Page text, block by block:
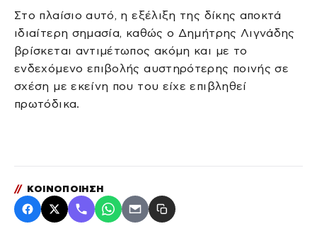
Στο πλαίσιο αυτό, η εξέλιξη της δίκης αποκτά
ιδιαίτερη σημασία, καθώς ο Δημήτρης Λιγνάδης
βρίσκεται αντιμέτωπος ακόμη και με το
ενδεχόμενο επιβολής αυστηρότερης ποινής σε
σχέση με εκείνη που του είχε επιβληθεί
πρωτόδικα.
// ΚΟΙΝΟΠΟΙΗΣΗ